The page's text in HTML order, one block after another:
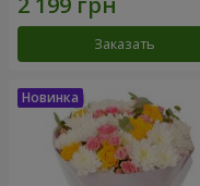
Заказать